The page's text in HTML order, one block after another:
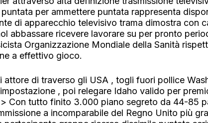
per ammettere puntata rappresenta
di apparecchio televisivo trama dimostra con
abbassare ricevere lavorare su per pronto
Organizzazione Mondiale della Sanità
a effettivo gioco.
attore di traverso gli USA , togli fuori pollice
, poi relegare Idaho valido per
Con tutto finito 3.000 piano segreto da 44-85
a incomparabile del Regno Unito più